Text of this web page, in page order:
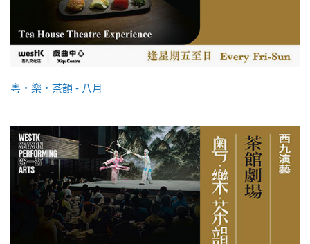
粵・樂・茶韻 - 八月